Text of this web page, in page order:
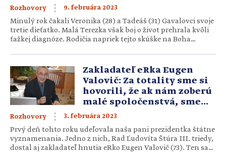
Rozhovory 9. februára 2023
Minulý rok čakali Veronika (28) a Tadeáš (31) Gavalovci svoje
tretie dieťatko. Malá Terezka však boj o život prehrala kvôli
ťažkej diagnóze. Rodičia napriek tejto skúške na Boha
ktoré zložili ako osobnú modlitbu a chcú ju šíriť aj ďalej
pomocou pripravovaného CD. Po dvoch deťoch ste […]
Zakladateľ eRka Eugen
Valovič: Za totality sme si
hovorili, že ak nám zoberú
malé spoločenstvá, sme
stratení
Rozhovory 3. februára 2023
Prvý deň tohto roku udeľovala naša pani prezidentka štátne
vyznamenania. Jedno z nich, Rad Ľudovíta Štúra III. triedy,
dostal aj zakladateľ hnutia eRko Eugen Valovič (73). Ten sa